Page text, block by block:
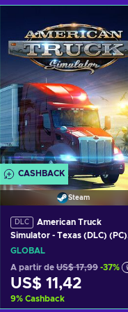
CASHBACK
Steam
DLC
American Truck
Simulator - Texas (DLC) (PC)
Steam Key GLOBAL
GLOBAL
A partir de US$ 17,99 -37%
US$ 11,42
9% Cashback